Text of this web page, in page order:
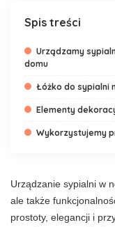
Spis treści
Urządzamy
domu
Łóżko do sypialni
Elementy
Wykorzystujemy
Urządzanie sypialni w
ale także
prostoty, elegancji i